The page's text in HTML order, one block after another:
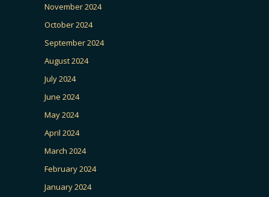
November 2024
October 2024
September 2024
August 2024
July 2024
June 2024
May 2024
April 2024
March 2024
February 2024
January 2024